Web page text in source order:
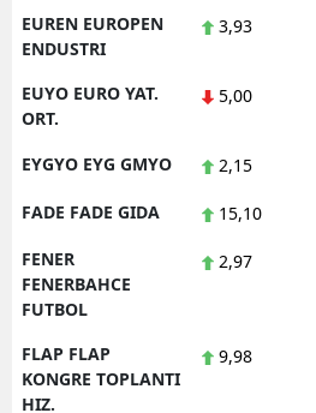
EUREN EUROPEN
ENDUSTRI
3,93
EUYO EURO YAT.
ORT.
5,00
EYGYO EYG GMYO 2,15
FADE FADE GIDA 15,10
FENER
FENERBAHCE
FUTBOL
2,97
FLAP FLAP
KONGRE TOPLANTI
HIZ.
9,98